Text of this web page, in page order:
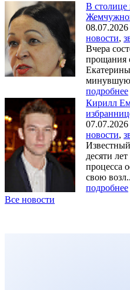
В столице
08.07.2026
новости,
Вчера
прощания
минувшую
подробнее
Кирилл
07.07.2026
новости,
десяти
процесса
свою
подробнее
Все новости